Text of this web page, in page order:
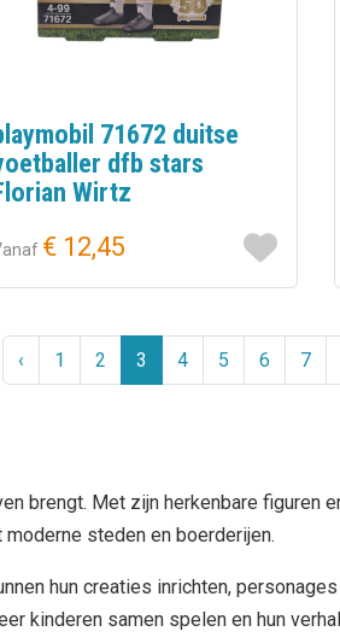
71672 duitse
dfb stars
Wirtz
€ 12,45
‹ 1 2 3 4 5 6 7
brengt. Met zijn herkenbare figuren
steden en boerderijen.
hun creaties inrichten,
kinderen samen spelen en hun